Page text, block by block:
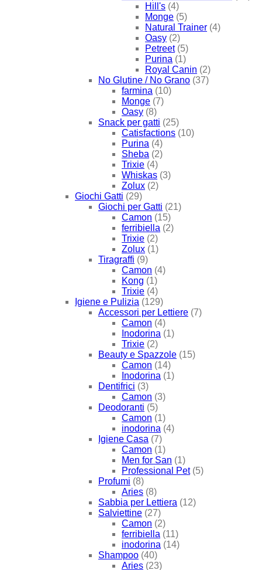
Hill's (4)
Monge (5)
Natural Trainer (4)
Oasy (2)
Petreet (5)
Purina (1)
Royal Canin (2)
No Glutine / No Grano (37)
farmina (10)
Monge (7)
Oasy (8)
Snack per gatti (25)
Catisfactions (10)
Purina (4)
Sheba (2)
Trixie (4)
Whiskas (3)
Zolux (2)
Giochi Gatti (29)
Giochi per Gatti (21)
Camon (15)
ferribiella (2)
Trixie (2)
Zolux (1)
Tiragraffi (9)
Camon (4)
Kong (1)
Trixie (4)
Igiene e Pulizia (129)
Accessori per Lettiere (7)
Camon (4)
Inodorina (1)
Trixie (2)
Beauty e Spazzole (15)
Camon (14)
Inodorina (1)
Dentifrici (3)
Camon (3)
Deodoranti (5)
Camon (1)
inodorina (4)
Igiene Casa (7)
Camon (1)
Men for San (1)
Professional Pet (5)
Profumi (8)
Aries (8)
Sabbia per Lettiera (12)
Salviettine (27)
Camon (2)
ferribiella (11)
inodorina (14)
Shampoo (40)
Aries (23)